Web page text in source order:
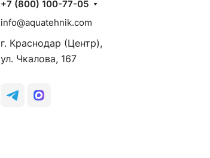
+7 (800) 100-77-05
info@aquatehnik.com
г. Краснодар (Центр),
ул. Чкалова, 167